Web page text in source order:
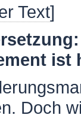
Text]
ist
Doch